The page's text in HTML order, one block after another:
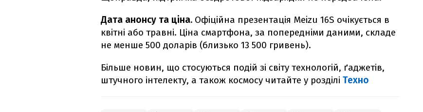
Дата анонсу та ціна. Офіційна презентація Meizu 16S очікується в
квітні або травні. Ціна смартфона, за попередніми даними, складе
не менше 500 доларів (близько 13 500 гривень).
Більше новин, що стосуються подій зі світу технологій, ґаджетів,
штучного інтелекту, а також космосу читайте у розділі Техно